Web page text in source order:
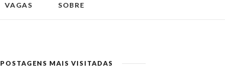
VAGAS SOBRE
POSTAGENS MAIS VISITADAS